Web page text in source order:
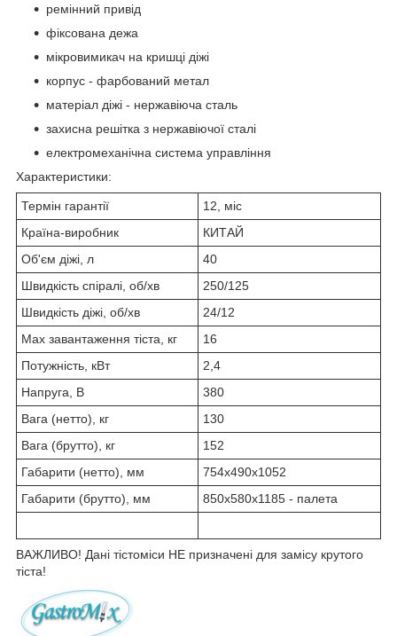
ремінний привід
фіксована дежа
мікровимикач на кришці діжі
корпус - фарбований метал
матеріал діжі - нержавіюча сталь
захисна решітка з нержавіючої сталі
електромеханічна система управління
Характеристики:
Термін гарантії
12, міс
Країна-виробник
КИТАЙ
Об'єм діжі, л
40
Швидкість спіралі, об/хв
250/125
Швидкість діжі, об/хв
24/12
Max завантаження тіста, кг
16
Потужність, кВт
2,4
Напруга, В
380
Вага (нетто), кг
130
Вага (брутто), кг
152
Габарити (нетто), мм
754x490x1052
Габарити (брутто), мм
850x580x1185 - палета
ВАЖЛИВО! Дані тістоміси НЕ призначені для замісу крутого
тіста!